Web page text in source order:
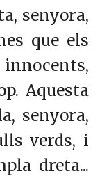
senyora,
que els
Aquesta
senyora,
verds, i
dreta...